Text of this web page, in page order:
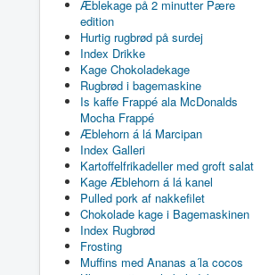
Æblekage på 2 minutter Pære
edition
Hurtig rugbrød på surdej
Index Drikke
Kage Chokoladekage
Rugbrød i bagemaskine
Is kaffe Frappé ala McDonalds
Mocha Frappé
Æblehorn á lá Marcipan
Index Galleri
Kartoffelfrikadeller med groft salat
Kage Æblehorn á lá kanel
Pulled pork af nakkefilet
Chokolade kage i Bagemaskinen
Index Rugbrød
Frosting
Muffins med Ananas a´la cocos